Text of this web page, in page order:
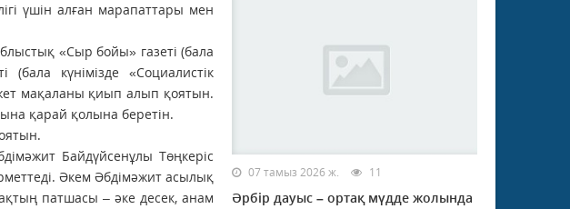
үшін алған марапаттары мен
«Сыр бойы» газеті (бала
күнімізде «Социалистік
мақаланы қиып алып қоятын.
қарай қолына беретін.
Байдүйсенұлы Төңкеріс
Әкем Әбдімәжит асылық
патшасы – әке десек, анам
07 тамыз 2026 ж. 11
Әрбір дауыс – ортақ мүдде жолында